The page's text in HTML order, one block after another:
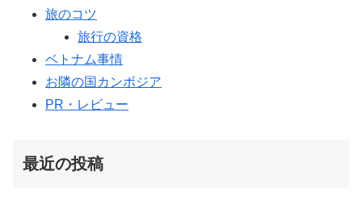
旅のコツ
旅行の資格
ベトナム事情
お隣の国カンボジア
PR・レビュー
最近の投稿